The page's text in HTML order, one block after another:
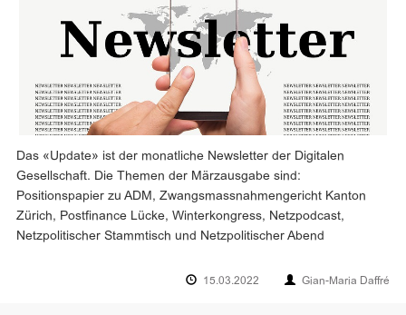
Das «Update» ist der monatliche Newsletter der Digitalen
Gesellschaft. Die Themen der Märzausgabe sind:
Positionspapier zu ADM, Zwangsmassnahmengericht Kanton
Zürich, Postfinance Lücke, Winterkongress, Netzpodcast,
Netzpolitischer Stammtisch und Netzpolitischer Abend
15.03.2022 Gian-Maria Daffré